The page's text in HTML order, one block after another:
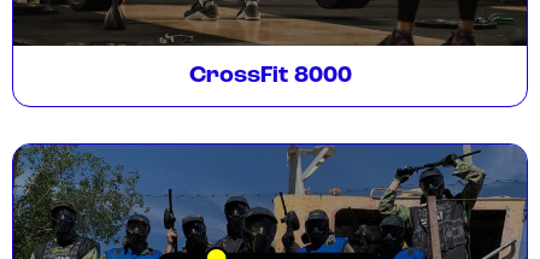
CrossFit 8000